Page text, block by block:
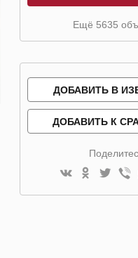
Ещё 5635
ДОБАВИТЬ В
ДОБАВИТЬ К